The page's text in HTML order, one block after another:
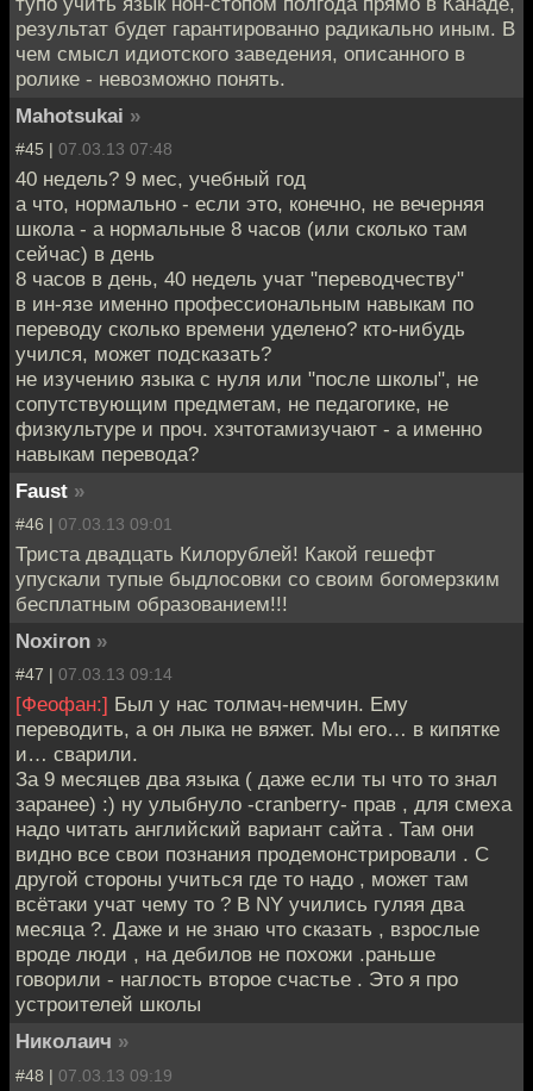
результат будет гарантированно радикально иным. В
чем смысл идиотского заведения, описанного в
ролике - невозможно понять.
Mahotsukai »
#45 | 07.03.13 07:48
40 недель? 9 мес, учебный год
а что, нормально - если это, конечно, не вечерняя
школа - а нормальные 8 часов (или сколько там
сейчас) в день
8 часов в день, 40 недель учат "переводчеству"
в ин-язе именно профессиональным навыкам по
переводу сколько времени уделено? кто-нибудь
учился, может подсказать?
не изучению языка с нуля или "после школы", не
сопутствующим предметам, не педагогике, не
физкультуре и проч. хзчтотамизучают - а именно
навыкам перевода?
Faust »
#46 | 07.03.13 09:01
Триста двадцать Килорублей! Какой гешефт
упускали тупые быдлосовки со своим богомерзким
бесплатным образованием!!!
Noxiron »
#47 | 07.03.13 09:14
[Феофан:] Был у нас толмач-немчин. Ему
переводить, а он лыка не вяжет. Мы его… в кипятке
и… сварили.
За 9 месяцев два языка ( даже если ты что то знал
заранее) :) ну улыбнуло -cranberry- прав , для смеха
надо читать английский вариант сайта . Там они
видно все свои познания продемонстрировали . С
другой стороны учиться где то надо , может там
всётаки учат чему то ? В NY учились гуляя два
месяца ?. Даже и не знаю что сказать , взрослые
вроде люди , на дебилов не похожи .раньше
говорили - наглость второе счастье . Это я про
устроителей школы
Николаич »
#48 | 07.03.13 09:19